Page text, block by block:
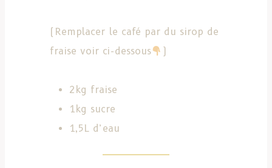
(Remplacer le café par du sirop de
fraise voir ci-dessous
)
2kg fraise
1kg sucre
1,5L d’eau